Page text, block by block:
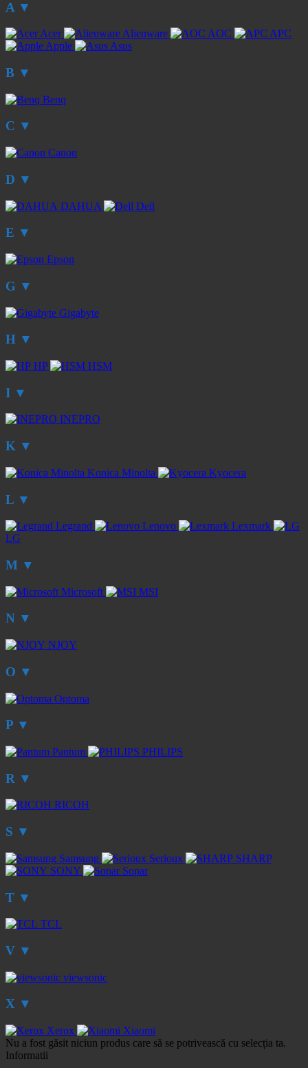
A ▼
Acer Alienware AOC
APC
Apple
Asus
B ▼
Benq
C ▼
Canon
D ▼
DAHUA Dell
E ▼
Epson
G ▼
Gigabyte
H ▼
HP HSM
I ▼
INEPRO
K ▼
Konica Minolta Kyocera
L ▼
Legrand Lenovo
Lexmark
LG
M ▼
Microsoft MSI
N ▼
NJOY
O ▼
Optoma
P ▼
Pantum PHILIPS
R ▼
RICOH
S ▼
Samsung Serioux
SHARP
SONY
Sopar
T ▼
TCL
V ▼
viewsonic
X ▼
Xerox
Xiaomi
Nu a fost găsit niciun produs care să se potrivească cu selecția ta.
Informatii